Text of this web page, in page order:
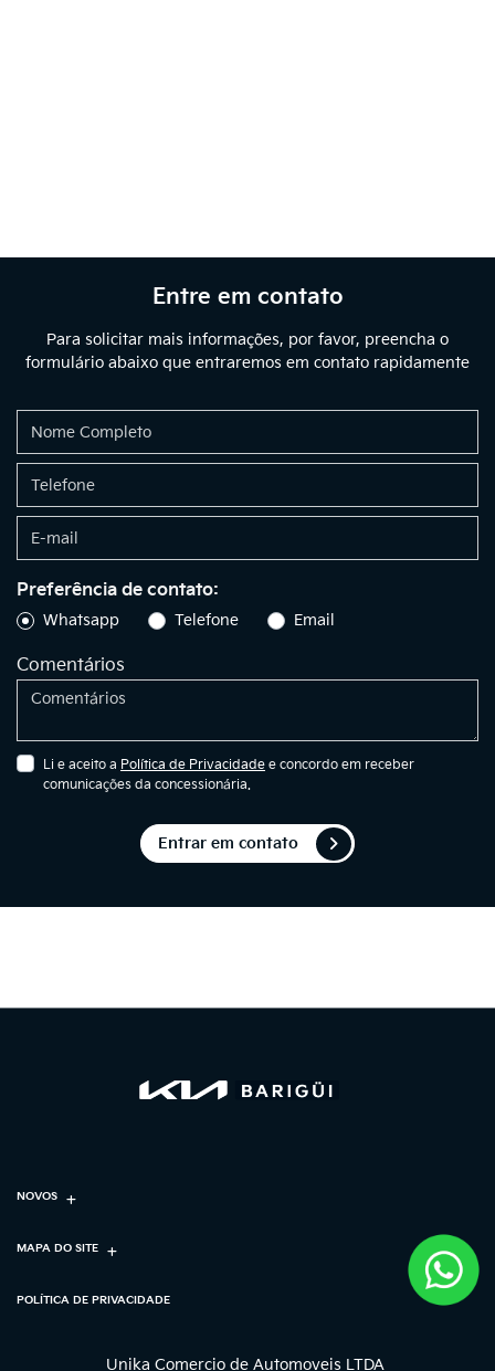
Entre em contato
Para solicitar mais informações, por favor, preencha o
formulário abaixo que entraremos em contato rapidamente
Preferência de contato:
Whatsapp Telefone Email
Comentários
Li e aceito a Política de Privacidade e concordo em receber
comunicações da concessionária.
Entrar em contato
NOVOS
MAPA DO SITE
POLÍTICA DE PRIVACIDADE
Unika Comercio de Automoveis LTDA